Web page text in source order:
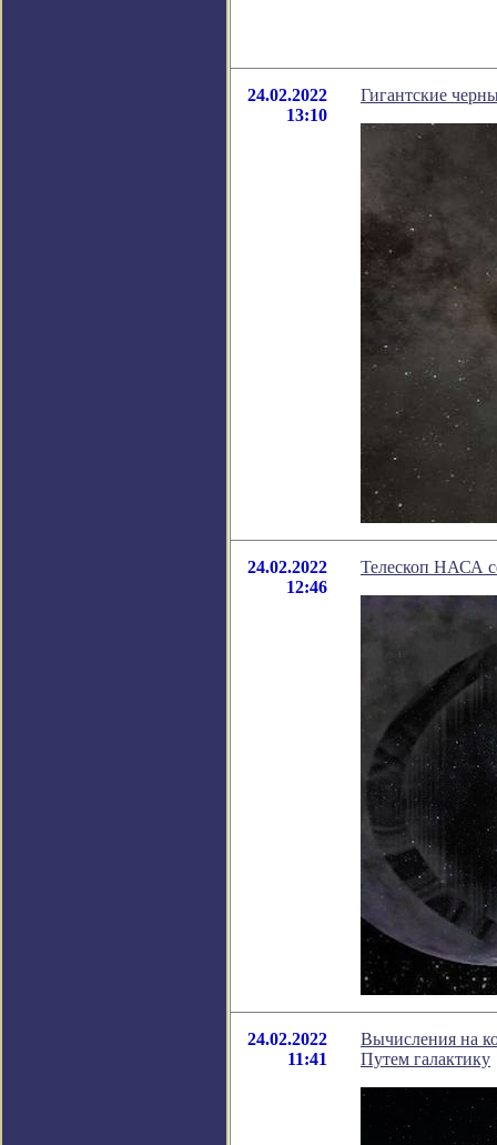
24.02.2022
13:10
Гигантские
24.02.2022
12:46
Телескоп НАСА
24.02.2022
11:41
Вычисления на
Путем галактику